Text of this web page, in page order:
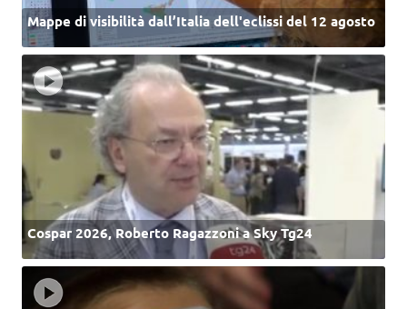
Mappe di visibilità dall’Italia dell'eclissi del 12 agosto
Cospar 2026, Roberto Ragazzoni a Sky Tg24